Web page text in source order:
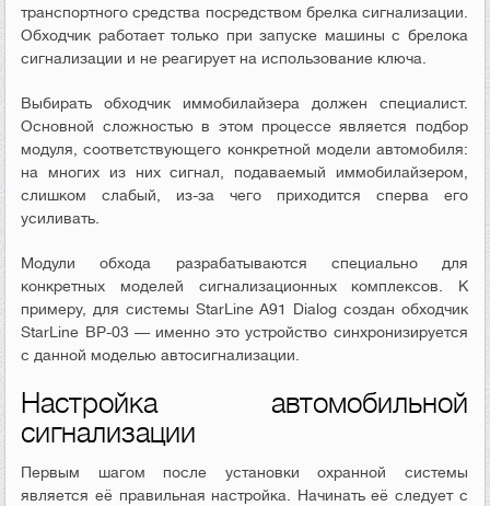
транспортного средства посредством брелка сигнализации.
Обходчик работает только при запуске машины с брелока
сигнализации и не реагирует на использование ключа.
Выбирать обходчик иммобилайзера должен специалист.
Основной сложностью в этом процессе является подбор
модуля, соответствующего конкретной модели автомобиля:
на многих из них сигнал, подаваемый иммобилайзером,
слишком слабый, из-за чего приходится сперва его
усиливать.
Модули обхода разрабатываются специально для
конкретных моделей сигнализационных комплексов. К
примеру, для системы StarLine A91 Dialog создан обходчик
StarLine BP-03 — именно это устройство синхронизируется
с данной моделью автосигнализации.
Настройка автомобильной
сигнализации
Первым шагом после установки охранной системы
является её правильная настройка. Начинать её следует с